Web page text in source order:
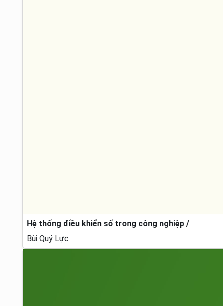
Hệ thống điều khiển số trong công nghiệp /
Bùi Quý Lực